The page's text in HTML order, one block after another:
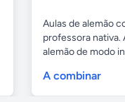
Aulas de alemão
professora nativa.
alemão de modo
A combinar